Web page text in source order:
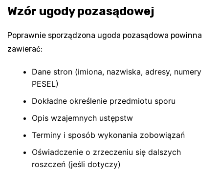
Wzór ugody pozasądowej
Poprawnie sporządzona ugoda pozasądowa powinna
zawierać:
Dane stron (imiona, nazwiska, adresy, numery
PESEL)
Dokładne określenie przedmiotu sporu
Opis wzajemnych ustępstw
Terminy i sposób wykonania zobowiązań
Oświadczenie o zrzeczeniu się dalszych
roszczeń (jeśli dotyczy)